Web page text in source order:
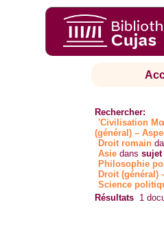
Rechercher:
'Civilisation
(général) –
Droit romain
Asie danssujet
Philosophie
Droit (général)
Science
Résultats 1